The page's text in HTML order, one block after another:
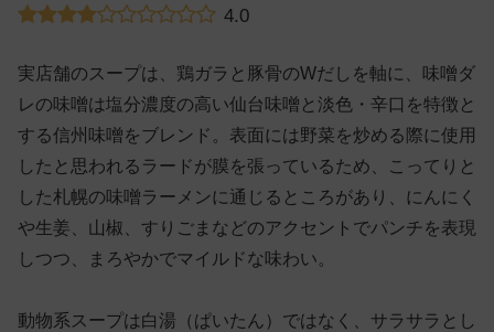
4.0
実店舗のスープは、鶏ガラと豚骨のWだしを軸に、味噌ダ
レの味噌は塩分濃度の高い仙台味噌と淡色・辛口を特徴と
する信州味噌をブレンド。表面には野菜を炒める際に使用
したと思われるラードが膜を張っているため、こってりと
した札幌の味噌ラーメンに通じるところがあり、にんにく
や生姜、山椒、すりごまなどのアクセントでパンチを表現
しつつ、まろやかでマイルドな味わい。
動物系スープは白湯（ぱいたん）ではなく、サラサラとし